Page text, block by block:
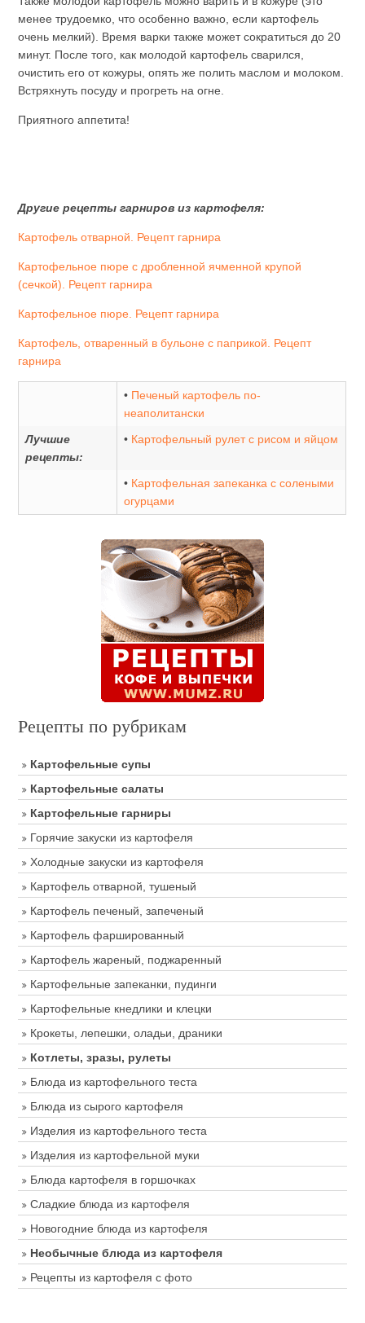
менее трудоемко, что особенно важно, если картофель
очень мелкий). Время варки также может сократиться до 20
минут. После того, как молодой картофель сварился,
очистить его от кожуры, опять же полить маслом и молоком.
Встряхнуть посуду и прогреть на огне.
Приятного аппетита!
Другие рецепты гарниров из картофеля:
Картофель отварной. Рецепт гарнира
Картофельное пюре с дробленной ячменной крупой
(сечкой). Рецепт гарнира
Картофельное пюре. Рецепт гарнира
Картофель, отваренный в бульоне с паприкой. Рецепт
гарнира
• Печеный картофель по-
неаполитански
Лучшие
рецепты:
• Картофельный рулет с рисом и яйцом
• Картофельная запеканка с солеными
огурцами
Рецепты по рубрикам
Картофельные супы
Картофельные салаты
Картофельные гарниры
Горячие закуски из картофеля
Холодные закуски из картофеля
Картофель отварной, тушеный
Картофель печеный, запеченый
Картофель фаршированный
Картофель жареный, поджаренный
Картофельные запеканки, пудинги
Картофельные кнедлики и клецки
Крокеты, лепешки, оладьи, драники
Котлеты, зразы, рулеты
Блюда из картофельного теста
Блюда из сырого картофеля
Изделия из картофельного теста
Изделия из картофельной муки
Блюда картофеля в горшочках
Сладкие блюда из картофеля
Новогодние блюда из картофеля
Необычные блюда из картофеля
Рецепты из картофеля с фото